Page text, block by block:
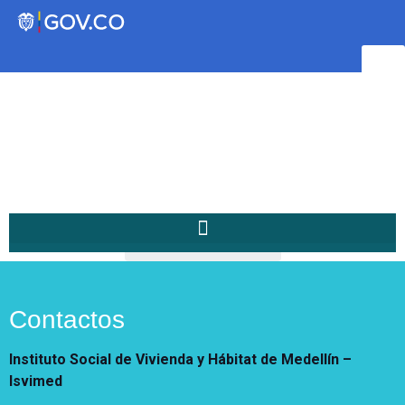
Servicios
Mejoramiento de
Planeación
Contactos
Instituto Social de Vivienda y Hábitat de Medellín –
Isvimed